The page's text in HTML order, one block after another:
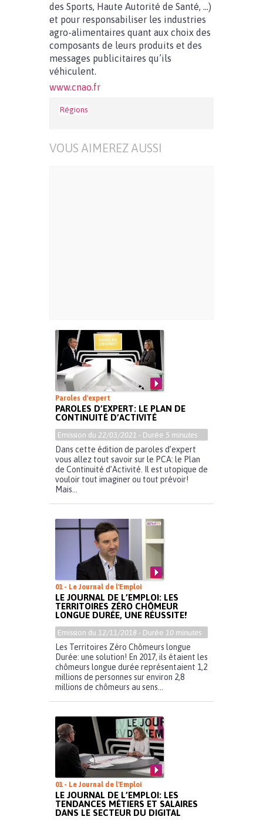
des Sports, Haute Autorité de Santé, …)
et pour responsabiliser les industries
agro-alimentaires quant aux choix des
composants de leurs produits et des
messages publicitaires qu’ils
véhiculent.
www.cnao.fr
Régions
VOUS AIMEREZ AUSSI
Paroles d'expert
PAROLES D’EXPERT: LE PLAN DE
CONTINUITÉ D’ACTIVITÉ
Emission du 22/03/2021 - Durée 5 minutes
Dans cette édition de paroles d’expert
vous allez tout savoir sur le PCA: le Plan
de Continuité d’Activité. Il est utopique de
vouloir tout imaginer ou tout prévoir!
Mais...
01 - Le Journal de l'Emploi
LE JOURNAL DE L’EMPLOI: LES
TERRITOIRES ZÉRO CHÔMEUR
LONGUE DURÉE, UNE RÉUSSITE!
Emission du 12/11/2018 - Durée 10 minutes
Les Territoires Zéro Chômeurs longue
Durée: une solution! En 2017, ils étaient les
chômeurs longue durée représentaient 1,2
millions de personnes sur environ 2,8
millions de chômeurs au sens...
01 - Le Journal de l'Emploi
LE JOURNAL DE L’EMPLOI: LES
TENDANCES MÉTIERS ET SALAIRES
DANS LE SECTEUR DU DIGITAL